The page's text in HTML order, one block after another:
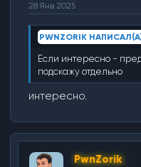
28 Янв 2025
PWNZORIK
Если интересно -
подскажу отдельно
интересно.
PwnZorik